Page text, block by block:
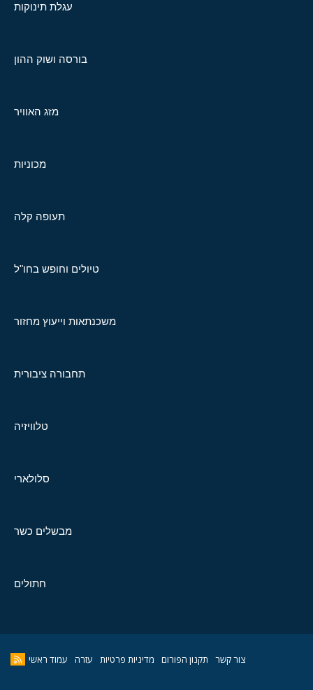
עגלת תינוקות
בורסה ושוק ההון
מזג האוויר
מכוניות
תעופה קלה
טיולים וחופש בחו"ל
משכנתאות וייעוץ מחזור
תחבורה ציבורית
טלוויזיה
סלולארי
מבשלים כשר
חתולים
צור קשר תקנון הפורום מדיניות פרטיות עזרה עמוד ראשי